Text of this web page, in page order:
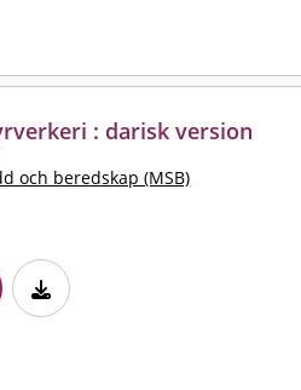
: darisk version
och beredskap (MSB)